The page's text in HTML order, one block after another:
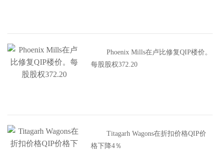
Phoenix Mills在卢比修复QIP楼价。
每股股权372.20
Titagarh Wagons在折扣价格QIP价
格下降4％